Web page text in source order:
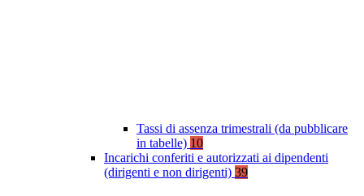
Tassi di assenza trimestrali (da pubblicare
in tabelle) 10
Incarichi conferiti e autorizzati ai dipendenti
(dirigenti e non dirigenti) 39